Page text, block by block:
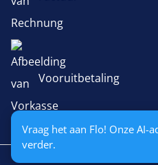
Vraag het aan Flo! Onze AI-
verder.
Vooruitbetaling